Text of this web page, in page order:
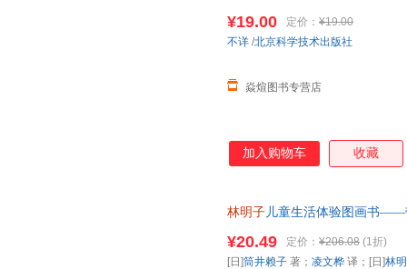
¥19.00 定价： ¥19.00
焱煊图书专营店
不详 /北京科学技术出版社
加入购物车 收藏
林明子儿童生活体验图画书——
服，欢迎选购！
¥20.49 定价： ¥206.08 (1折)
[日]筒井赖子 著； 凌文桦 译；[日]林